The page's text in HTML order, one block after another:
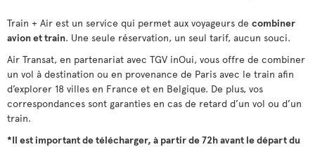
Train + Air est un service qui permet aux voyageurs de combiner
avion et train. Une seule réservation, un seul tarif, aucun souci.
Air Transat, en partenariat avec TGV inOui, vous offre de combiner
un vol à destination ou en provenance de Paris avec le train afin
d’explorer 18 villes en France et en Belgique. De plus, vos
correspondances sont garanties en cas de retard d’un vol ou d’un
train.
*Il est important de télécharger, à partir de 72h avant le départ du